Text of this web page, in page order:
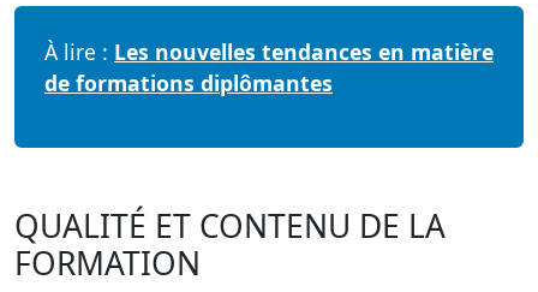
À lire : Les nouvelles tendances en matière
de formations diplômantes
QUALITÉ ET CONTENU DE LA
FORMATION